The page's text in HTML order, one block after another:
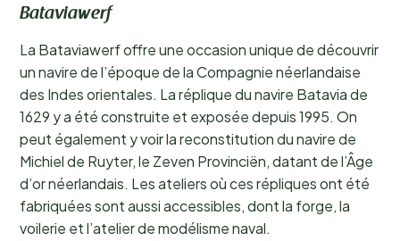
Bataviawerf
La Bataviawerf offre une occasion unique de découvrir
un navire de l’époque de la Compagnie néerlandaise
des Indes orientales. La réplique du navire Batavia de
1629 y a été construite et exposée depuis 1995. On
peut également y voir la reconstitution du navire de
Michiel de Ruyter, le Zeven Provinciën, datant de l’Âge
d’or néerlandais. Les ateliers où ces répliques ont été
fabriquées sont aussi accessibles, dont la forge, la
voilerie et l’atelier de modélisme naval.